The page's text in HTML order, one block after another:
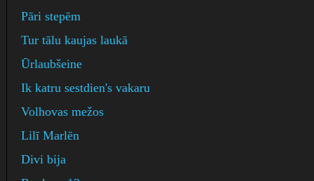
Pāri stepēm
Tur tālu kaujas laukā
Ūrlaubšeine
Ik katru sestdien's vakaru
Volhovas mežos
Lilī Marlēn
Divi bija